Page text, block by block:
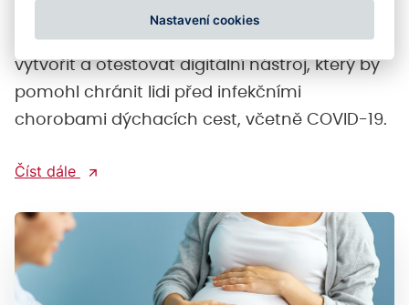
projekt PIDOZ - Platforma pro Inteligentní
Digitální Ochranu Zdraví. Naším cílem bylo
vytvořit a otestovat digitální nástroj, který by
pomohl chránit lidi před infekčními
chorobami dýchacích cest, včetně COVID-19.
Číst dále
Nastavení cookies